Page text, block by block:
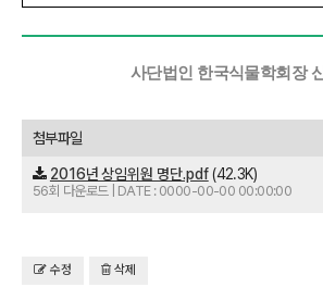
사단법인 한국식물학회장 신
첨부파일
2016년 상임위원 명단.pdf(42.3K)
56회 다운로드 | DATE : 0000-00-00 00:00:00
수정 삭제